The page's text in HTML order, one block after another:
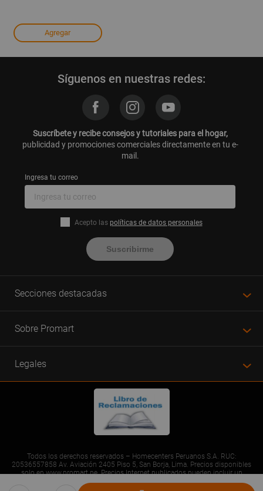
Agregar
Síguenos en nuestras redes:
Suscríbete y recibe consejos y tutoriales para el hogar,
publicidad y promociones comerciales directamente en tu e-
mail.
Ingresa tu correo
Acepto las políticas de datos personales
Suscribirme
Secciones destacadas
Sobre Promart
Legales
Todos los derechos reservados – Homecenters Peruanos S.A. RUC:
20536557858 Av. Aviación 2405 Piso 5, San Borja, Lima. Precios disponibles
solo en www.promart.pe. Precios Internet publicados pueden incluir un
descuento adicional. Precios sujetos a variaciones sin previo aviso. Productos
sujetos a disponibilidad de stock al momento de la compra. Solo consumo